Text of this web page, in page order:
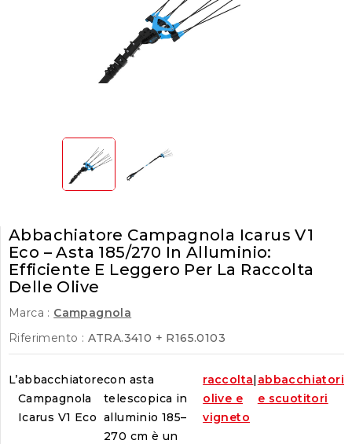
Abbachiatore Campagnola Icarus V1
Eco – Asta 185/270 In Alluminio:
Efficiente E Leggero Per La Raccolta
Delle Olive
Marca : Campagnola
Riferimento : ATRA.3410 + R165.0103
L’abbacchiatore
Campagnola
Icarus V1 Eco
con asta
telescopica in
alluminio 185–
270 cm è un
raccolta
olive e
vigneto
|abbacchiatori
e scuotitori